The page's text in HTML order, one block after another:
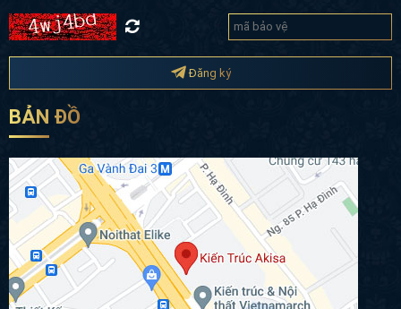
Đăng ký
BẢN ĐỒ